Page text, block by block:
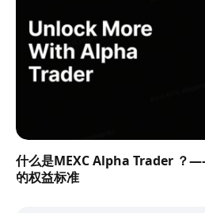
什么是MEXC Alpha Trader ？
的权益标准